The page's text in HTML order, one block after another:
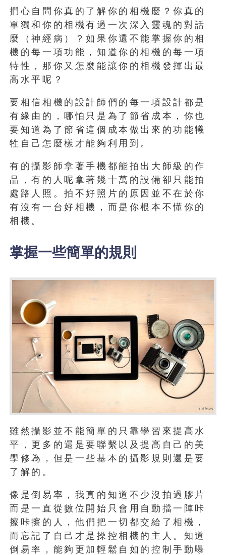
捫心自問你真的了解你的相機麼？你真的
單獨和你的相機有過一次深入靈魂的對話
麼（神經病）？如果你還不能掌握你的相
機的每一項功能，知道你的相機的每一項
特性，那你又怎麼能讓你的相機發揮出最
高水平呢？
要相信相機的設計師們的每一項設計都是
有緣由的，哪怕只是為了節省成本，你也
要知道為了節省這個成本做出來的功能犧
牲自己怎麼樣才能夠利用到。
有的攝影師拿著手機都能拍出大師級的作
品，有的人呢拿著幾十萬的設備卻只能拍
處路人照。拍不好照片的原因並不在於你
有沒有一台好相機，而是你根本不懂你的
相機。
掌握一些簡單的規則
雖然攝影並不能簡單的只靠學習來提高水
平，更多的還是要聯繫以及提高自己的美
學修為，但是一些基本的攝影規則還是要
了解的。
像是倒易率，我真的知道不少沒拍過膠片
而是一直從數位開始只會用自動擋一陣咔
擦咔擦的人，他們把一切都交給了相機，
而忘記了自己才是操控相機的主人。知道
倒易率，能夠更加輕鬆自如的控制手動曝